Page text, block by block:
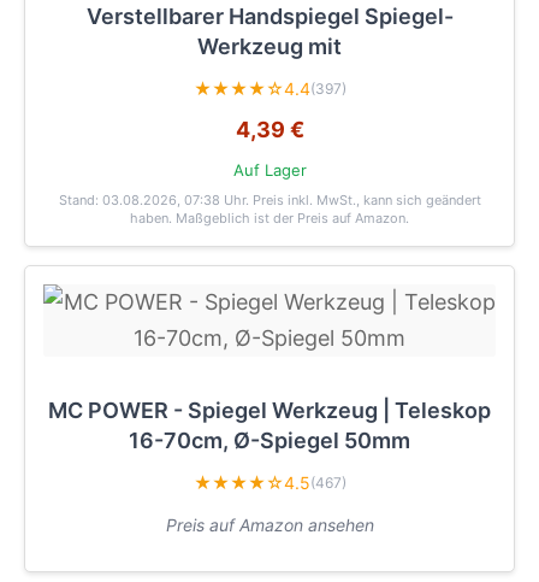
Verstellbarer Handspiegel Spiegel-
Werkzeug mit
★★★★☆4.4(397)
4,39 €
Auf Lager
Stand: 03.08.2026, 07:38 Uhr. Preis inkl. MwSt., kann sich geändert
haben. Maßgeblich ist der Preis auf Amazon.
MC POWER - Spiegel Werkzeug | Teleskop
16-70cm, Ø-Spiegel 50mm
★★★★☆4.5(467)
Preis auf Amazon ansehen